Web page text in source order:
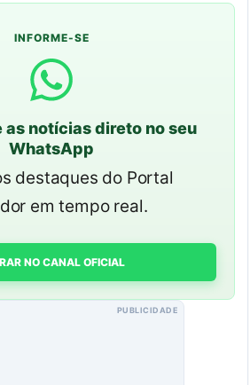
INFORME-SE
as notícias direto no seu
WhatsApp
destaques do Portal
em tempo real.
NO CANAL OFICIAL
PUBLICIDADE